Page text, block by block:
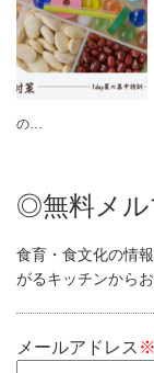
の…
◎無料メル
食育・食文化の情
がるキッチンから
メールアドレス ※